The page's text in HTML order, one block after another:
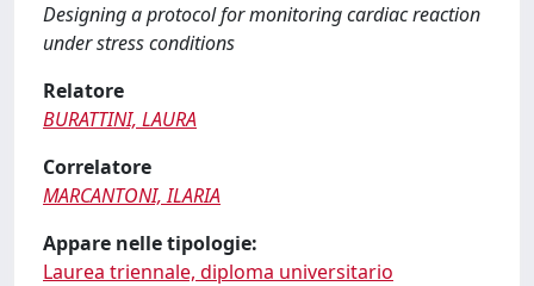
Designing a protocol for monitoring cardiac reaction
under stress conditions
Relatore
BURATTINI, LAURA
Correlatore
MARCANTONI, ILARIA
Appare nelle tipologie:
Laurea triennale, diploma universitario